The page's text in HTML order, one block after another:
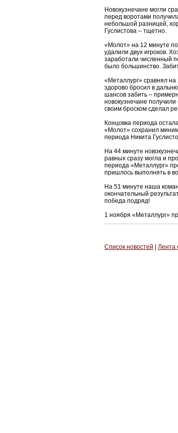
Новокузнечане могли
перед воротами
небольшой разницей,
Гуслистова – тщетно.
«Молот» на 12 минуте
удалили двух игроков.
заработали численный
было большинство.
«Металлург» сравнял
здорово бросил в
шансов забить –
новокузнечане
своим броском сделал
Концовка периода
«Молот» сохранил
периода Никита
На 44 минуте
равных сразу могла и
периода «Металлург»
пришлось выполнять в
На 51 минуте наша
окончательный
победа подряд!
1 ноября «Металлург»
Список новостей Лента